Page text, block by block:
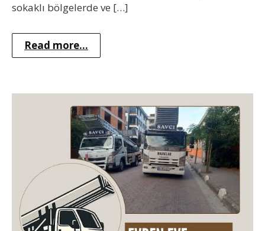
sokaklı bölgelerde ve […]
Read more...